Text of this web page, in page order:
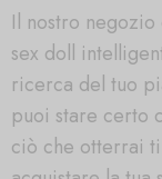
Il nostro
sex doll
ricerca del tuo
puoi stare certo
ciò che otterrai